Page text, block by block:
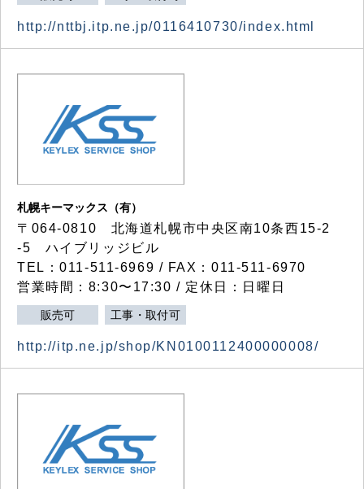
http://nttbj.itp.ne.jp/0116410730/index.html
札幌キーマックス（有）
〒064-0810 北海道札幌市中央区南10条西15-2
-5 ハイブリッジビル
TEL：011-511-6969 / FAX：011-511-6970
営業時間：8:30〜17:30 / 定休日：日曜日
販売可 工事・取付可
http://itp.ne.jp/shop/KN0100112400000008/